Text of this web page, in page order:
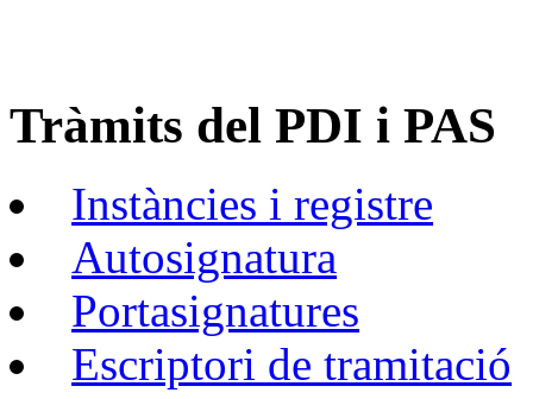
Tràmits del PDI i PAS
Instàncies i registre
Autosignatura
Portasignatures
Escriptori de tramitació